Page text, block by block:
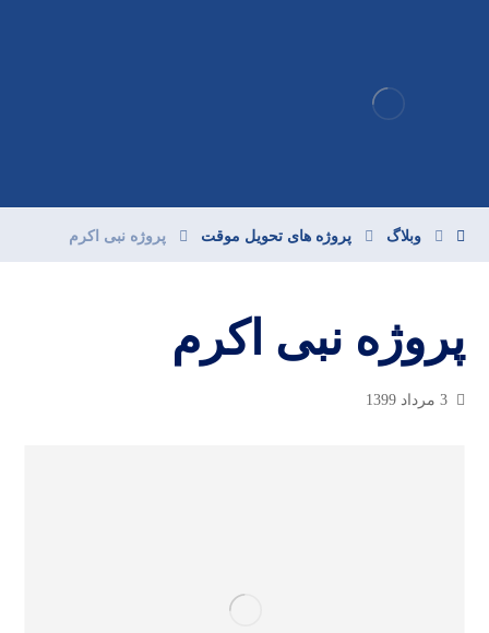
وبلاگ پروژه های تحویل موقت پروژه نبی اکرم
پروژه نبی اکرم
3 مرداد 1399